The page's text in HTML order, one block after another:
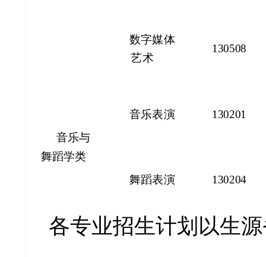
数字媒体
艺术
130508
音乐与
舞蹈学类
音乐表演 130201
舞蹈表演 130204
各专业招生计划以生